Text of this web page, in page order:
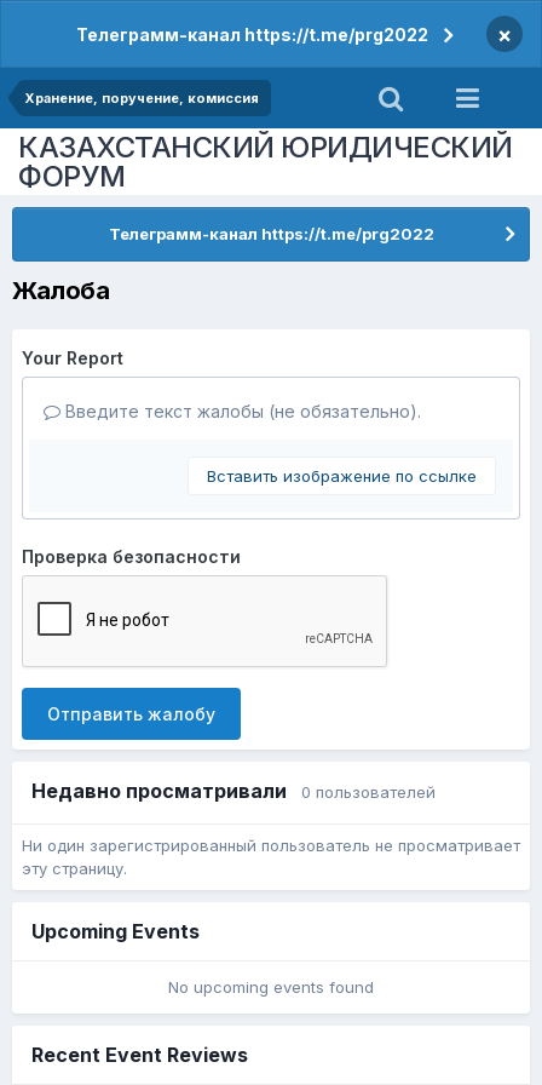
Телеграмм-канал https://t.me/prg2022 ×
Хранение, поручение, комиссия
КАЗАХСТАНСКИЙ ЮРИДИЧЕСКИЙ
ФОРУМ
Телеграмм-канал https://t.me/prg2022
Жалоба
Your Report
Введите текст жалобы (не обязательно).
Вставить изображение по ссылке
Проверка безопасности
Отправить жалобу
Недавно просматривали 0 пользователей
Ни один зарегистрированный пользователь не просматривает
эту страницу.
Upcoming Events
No upcoming events found
Recent Event Reviews